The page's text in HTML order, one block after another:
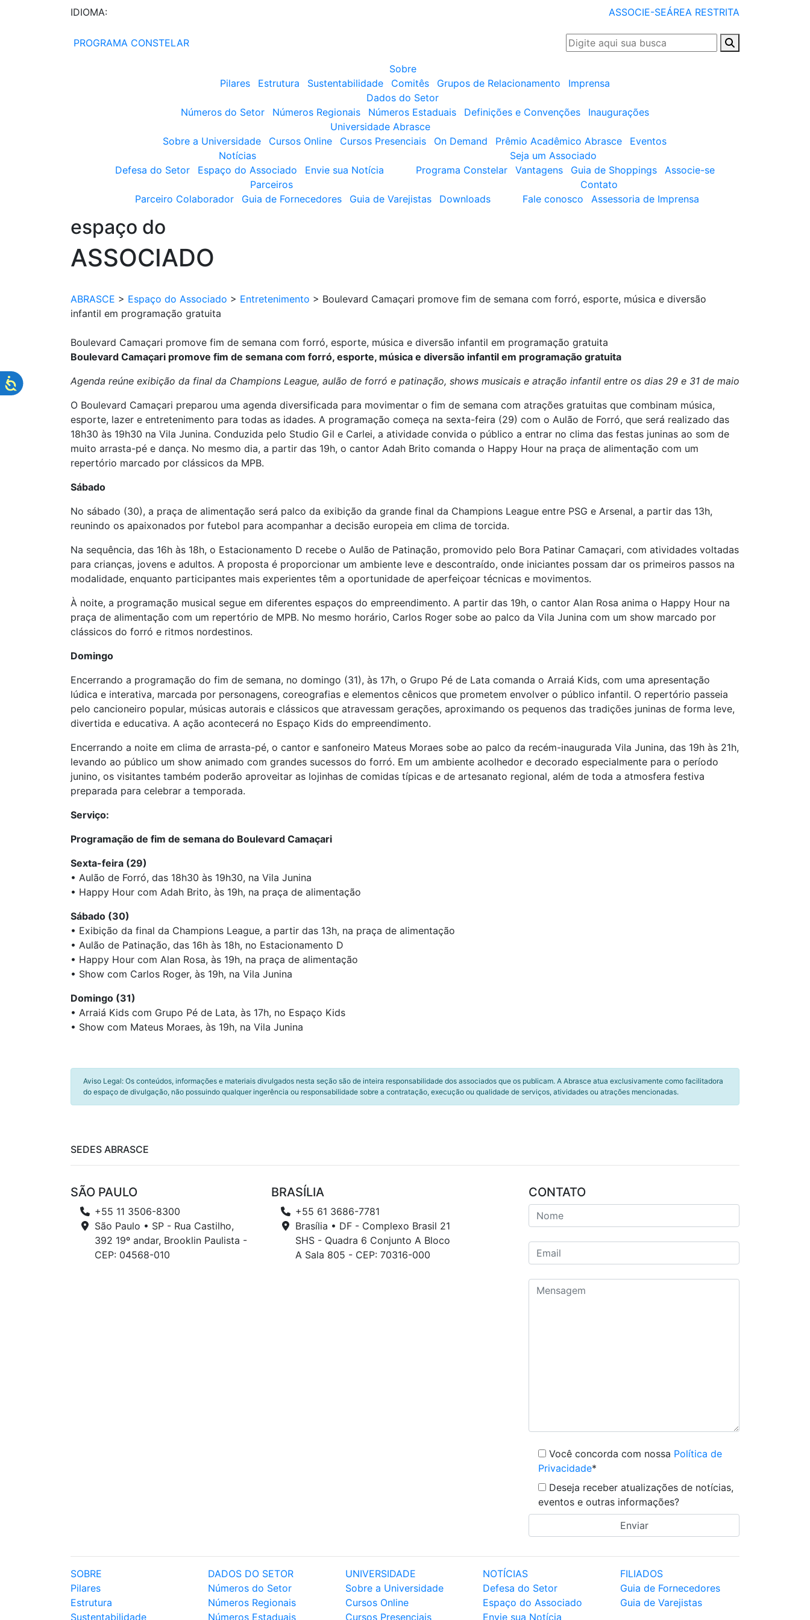
IDIOMA: ASSOCIE-SEÁREA RESTRITA
PROGRAMA CONSTELAR
Sobre
Pilares
Estrutura Sustentabilidade Comitês Grupos de Relacionamento
Imprensa
Dados do Setor
Números do Setor
Números Regionais Números Estaduais Definições e Convenções
Inaugurações
Universidade Abrasce
Sobre a Universidade
Cursos Online Cursos Presenciais On Demand Prêmio Acadêmico Abrasce
Eventos
Notícias
Defesa do Setor
Espaço do Associado Envie sua Notícia
Seja um Associado
Programa Constelar
Vantagens Guia de Shoppings
Associe-se
Parceiros
Parceiro Colaborador
Guia de Fornecedores Guia de Varejistas Downloads
Contato
Fale conosco
Assessoria de Imprensa
espaço do
ASSOCIADO
ABRASCE > Espaço do Associado > Entretenimento > Boulevard Camaçari promove fim de semana com forró, esporte, música e diversão
infantil em programação gratuita
Boulevard Camaçari promove fim de semana com forró, esporte, música e diversão infantil em programação gratuita
Boulevard Camaçari promove fim de semana com forró, esporte, música e diversão infantil em programação gratuita
Agenda reúne exibição da final da Champions League, aulão de forró e patinação, shows musicais e atração infantil entre os dias 29 e 31 de maio
O Boulevard Camaçari preparou uma agenda diversificada para movimentar o fim de semana com atrações gratuitas que combinam música,
esporte, lazer e entretenimento para todas as idades. A programação começa na sexta-feira (29) com o Aulão de Forró, que será realizado das
18h30 às 19h30 na Vila Junina. Conduzida pelo Studio Gil e Carlei, a atividade convida o público a entrar no clima das festas juninas ao som de
muito arrasta-pé e dança. No mesmo dia, a partir das 19h, o cantor Adah Brito comanda o Happy Hour na praça de alimentação com um
repertório marcado por clássicos da MPB.
Sábado
No sábado (30), a praça de alimentação será palco da exibição da grande final da Champions League entre PSG e Arsenal, a partir das 13h,
reunindo os apaixonados por futebol para acompanhar a decisão europeia em clima de torcida.
Na sequência, das 16h às 18h, o Estacionamento D recebe o Aulão de Patinação, promovido pelo Bora Patinar Camaçari, com atividades voltadas
para crianças, jovens e adultos. A proposta é proporcionar um ambiente leve e descontraído, onde iniciantes possam dar os primeiros passos na
modalidade, enquanto participantes mais experientes têm a oportunidade de aperfeiçoar técnicas e movimentos.
À noite, a programação musical segue em diferentes espaços do empreendimento. A partir das 19h, o cantor Alan Rosa anima o Happy Hour na
praça de alimentação com um repertório de MPB. No mesmo horário, Carlos Roger sobe ao palco da Vila Junina com um show marcado por
clássicos do forró e ritmos nordestinos.
Domingo
Encerrando a programação do fim de semana, no domingo (31), às 17h, o Grupo Pé de Lata comanda o Arraiá Kids, com uma apresentação
lúdica e interativa, marcada por personagens, coreografias e elementos cênicos que prometem envolver o público infantil. O repertório passeia
pelo cancioneiro popular, músicas autorais e clássicos que atravessam gerações, aproximando os pequenos das tradições juninas de forma leve,
divertida e educativa. A ação acontecerá no Espaço Kids do empreendimento.
Encerrando a noite em clima de arrasta-pé, o cantor e sanfoneiro Mateus Moraes sobe ao palco da recém-inaugurada Vila Junina, das 19h às 21h,
levando ao público um show animado com grandes sucessos do forró. Em um ambiente acolhedor e decorado especialmente para o período
junino, os visitantes também poderão aproveitar as lojinhas de comidas típicas e de artesanato regional, além de toda a atmosfera festiva
preparada para celebrar a temporada.
Serviço:
Programação de fim de semana do Boulevard Camaçari
Sexta-feira (29)
• Aulão de Forró, das 18h30 às 19h30, na Vila Junina
• Happy Hour com Adah Brito, às 19h, na praça de alimentação
Sábado (30)
• Exibição da final da Champions League, a partir das 13h, na praça de alimentação
• Aulão de Patinação, das 16h às 18h, no Estacionamento D
• Happy Hour com Alan Rosa, às 19h, na praça de alimentação
• Show com Carlos Roger, às 19h, na Vila Junina
Domingo (31)
• Arraiá Kids com Grupo Pé de Lata, às 17h, no Espaço Kids
• Show com Mateus Moraes, às 19h, na Vila Junina
Aviso Legal: Os conteúdos, informações e materiais divulgados nesta seção são de inteira responsabilidade dos associados que os publicam. A Abrasce atua exclusivamente como facilitadora
do espaço de divulgação, não possuindo qualquer ingerência ou responsabilidade sobre a contratação, execução ou qualidade de serviços, atividades ou atrações mencionadas.
SEDES ABRASCE
SÃO PAULO
+55 11 3506-8300
São Paulo • SP - Rua Castilho,
392 19º andar, Brooklin Paulista -
CEP: 04568-010
BRASÍLIA
+55 61 3686-7781
Brasília • DF - Complexo Brasil 21
SHS - Quadra 6 Conjunto A Bloco
A Sala 805 - CEP: 70316-000
CONTATO
Você concorda com nossa Política de
Privacidade*
Deseja receber atualizações de notícias,
eventos e outras informações?
SOBRE
Pilares
Estrutura
Sustentabilidade
DADOS DO SETOR
Números do Setor
Números Regionais
Números Estaduais
UNIVERSIDADE
Sobre a Universidade
Cursos Online
Cursos Presenciais
NOTÍCIAS
Defesa do Setor
Espaço do Associado
Envie sua Notícia
FILIADOS
Guia de Fornecedores
Guia de Varejistas